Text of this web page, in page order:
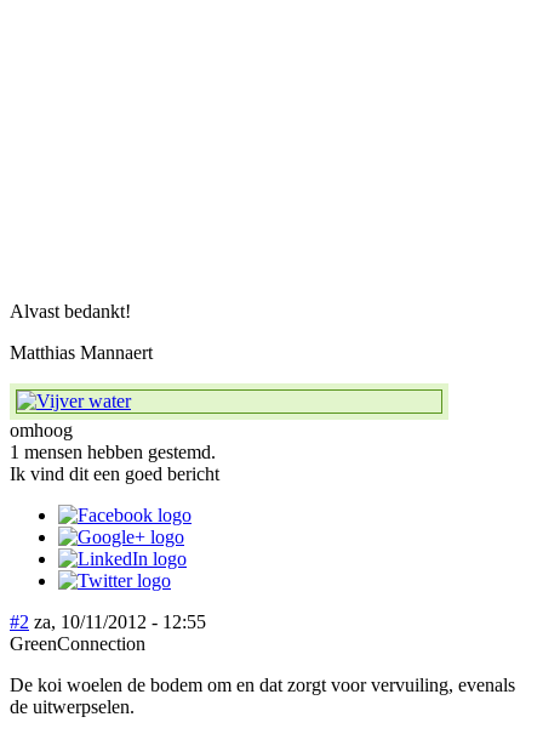
Alvast bedankt!
Matthias Mannaert
omhoog
1 mensen hebben gestemd.
Ik vind dit een goed bericht
#2 za, 10/11/2012 - 12:55
GreenConnection
De koi woelen de bodem om en dat zorgt voor vervuiling, evenals
de uitwerpselen.